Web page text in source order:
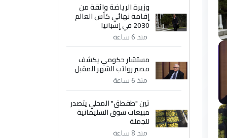
وزيرة الرياضة واثقة من
إقامة نهائي كأس العالم
2030 في إسبانيا
منذ 6 ساعة
مستشار حكومي يكشف
مصير رواتب الشهر المقبل
منذ 6 ساعة
تين "طقطق" المحلي يتصدر
مبيعات سوق السليمانية
للجملة
منذ 8 ساعة